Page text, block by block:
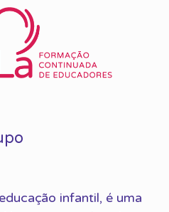
infantil, é uma